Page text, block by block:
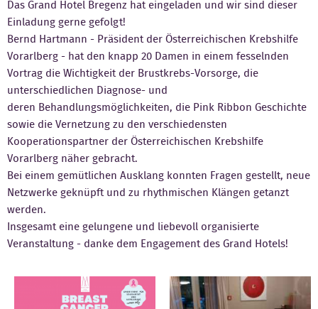
Wissenswertes
Der Verein
Mitglied werden
Kontakt
Das Grand Hotel Bregenz hat eingeladen und wir sind dieser
Einladung gerne gefolgt!
Bernd Hartmann - Präsident der Österreichischen Krebshilfe
Vorarlberg - hat den knapp 20 Damen in einem fesselnden
Vortrag die Wichtigkeit der Brustkrebs-Vorsorge, die
unterschiedlichen Diagnose- und
deren Behandlungsmöglichkeiten, die Pink Ribbon Geschichte
sowie die Vernetzung zu den verschiedensten
Kooperationspartner der Österreichischen Krebshilfe
Vorarlberg näher gebracht.
Bei einem gemütlichen Ausklang konnten Fragen gestellt, neue
Netzwerke geknüpft und zu rhythmischen Klängen getanzt
werden.
Insgesamt eine gelungene und liebevoll organisierte
Veranstaltung - danke dem Engagement des Grand Hotels!